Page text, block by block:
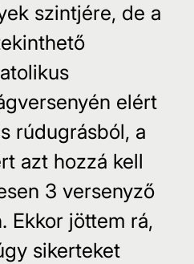
szintjére, de a
elért
rúdugrásból, a
azt hozzá kell
3 versenyző
Ekkor jöttem rá,
sikerteket